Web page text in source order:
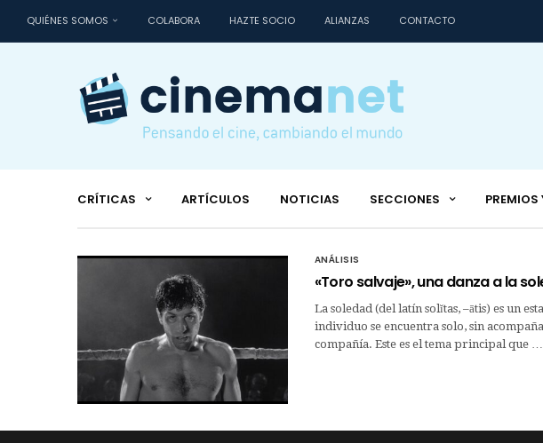
QUIÉNES SOMOS COLABORA HAZTE SOCIO ALIANZAS CONTACTO
CRÍTICAS ARTÍCULOS NOTICIAS SECCIONES PREMIOS
ANÁLISIS
«Toro salvaje», una danza a la
La soledad (del latín solĭtas, –ātis) es un
individuo se encuentra solo, sin
compañía. Este es el tema principal que …